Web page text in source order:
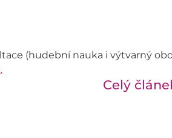
(hudební nauka i výtvarný
Celý